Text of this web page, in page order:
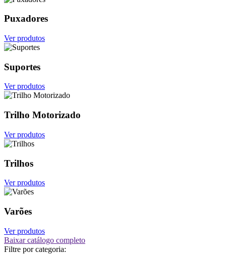
Puxadores
Ver produtos
Suportes
Ver produtos
Trilho Motorizado
Ver produtos
Trilhos
Ver produtos
Varões
Ver produtos
Baixar catálogo completo
Filtre por categoria: